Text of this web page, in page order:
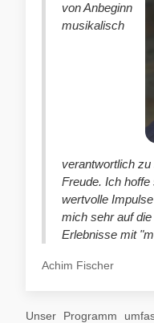
von Anbeginn
musikalisch
verantwortlich
Freude. Ich
wertvolle
mich sehr auf
Erlebnisse mit
Achim Fischer
Unser Programm